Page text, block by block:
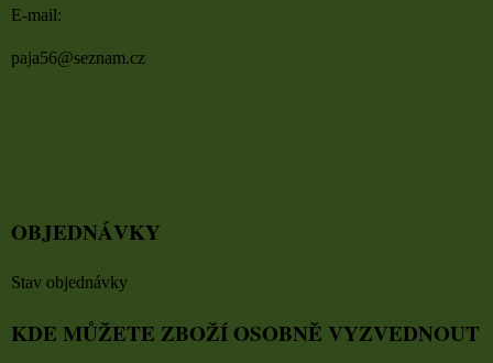
E-mail:
paja56@seznam.cz
OBJEDNÁVKY
Stav objednávky
KDE MŮŽETE ZBOŽÍ OSOBNĚ VYZVEDNOUT